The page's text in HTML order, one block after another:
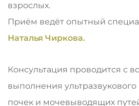
взрослых.
Приём ведёт опытный
Наталья Чиркова.
Консультация проводится с
выполнения
почек и мочевыводящих